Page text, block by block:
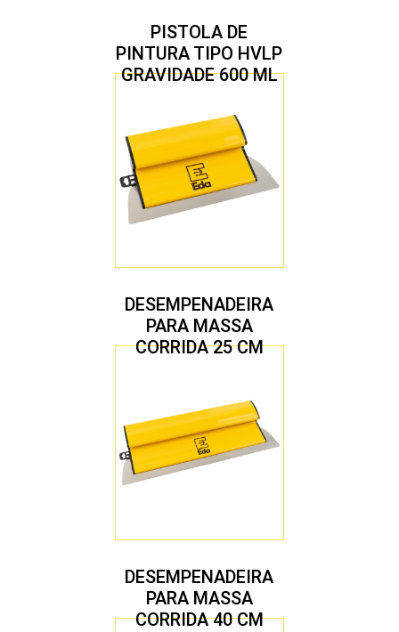
PISTOLA DE
PINTURA TIPO HVLP
GRAVIDADE 600 ML
1,7 MM
DESEMPENADEIRA
PARA MASSA
CORRIDA 25 CM
DESEMPENADEIRA
PARA MASSA
CORRIDA 40 CM